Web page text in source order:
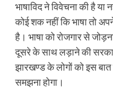
भाषाविद ने विवेचना की है
कोई शक नहीं कि भाषा तो
है। भाषा को रोजगार से
दूसरे के साथ लड़ाने की
झारखण्ड के लोगों को इस
समझना होगा।